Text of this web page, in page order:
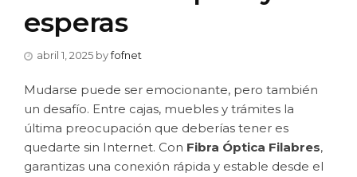
esperas
abril 1, 2025 byfofnet
Mudarse puede ser emocionante, pero también
un desafío. Entre cajas, muebles y trámites la
última preocupación que deberías tener es
quedarte sin Internet. Con Fibra Óptica Filabres,
garantizas una conexión rápida y estable desde el